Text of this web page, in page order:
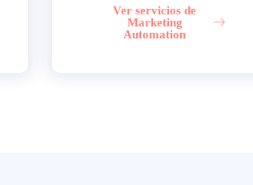
Ver servicios de
Marketing
Automation